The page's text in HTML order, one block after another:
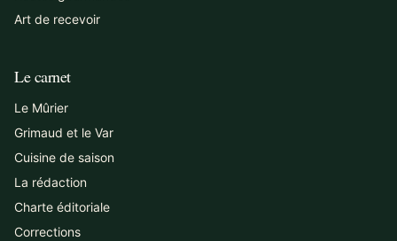
Art de recevoir
Le carnet
Le Mûrier
Grimaud et le Var
Cuisine de saison
La rédaction
Charte éditoriale
Corrections